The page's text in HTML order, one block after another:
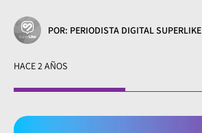
POR: PERIODISTA DIGITAL SUPERLIKE
HACE 2 AÑOS